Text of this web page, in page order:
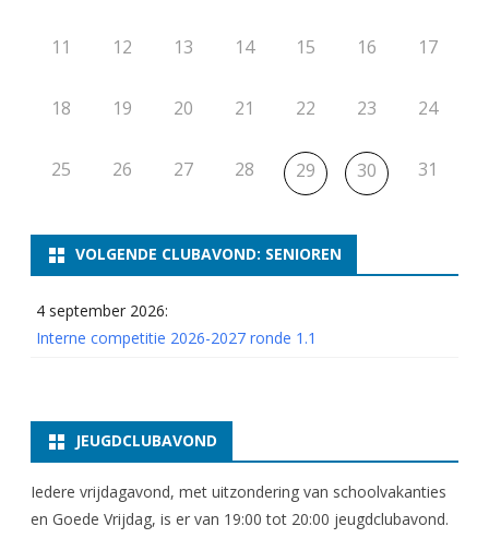
11 12 13 14 15 16 17
18 19 20 21 22 23 24
25 26 27 28 29 30 31
VOLGENDE CLUBAVOND: SENIOREN
4 september 2026:
Interne competitie 2026-2027 ronde 1.1
JEUGDCLUBAVOND
Iedere vrijdagavond, met uitzondering van schoolvakanties
en Goede Vrijdag, is er van 19:00 tot 20:00 jeugdclubavond.